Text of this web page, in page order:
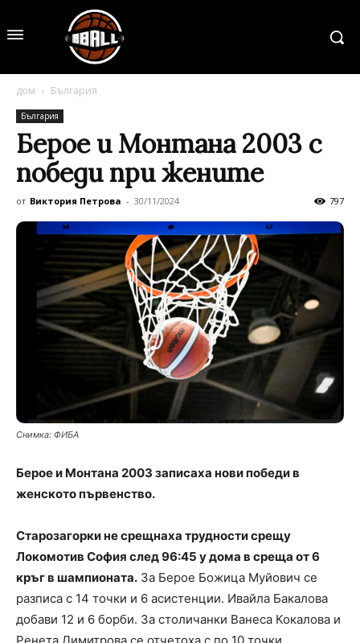
дом България
България
Берое и Монтана 2003 с
победи при жените
от Виктория Петрова - 30/11/2024 797
Снимка: ФИБА
Берое и Монтана 2003 записаха нови победи в
женското първенство.
Старозагорки не срещнаха трудности срещу
Локомотив София след 96:45 у дома в среща от 6
кръг в шампионата. За Берое Божица Муйович се
разписа с 14 точки и 6 асистенции. Ивайла Бакалова
добави 12 и 6 борби. За столичанки Ванеса Кокалова и